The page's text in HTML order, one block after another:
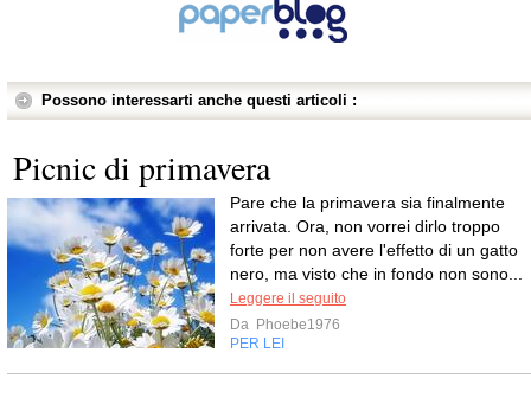
Possono interessarti anche questi articoli :
Picnic di primavera
Pare che la primavera sia finalmente
arrivata. Ora, non vorrei dirlo troppo
forte per non avere l'effetto di un gatto
nero, ma visto che in fondo non sono...
Leggere il seguito
Da Phoebe1976
PER LEI